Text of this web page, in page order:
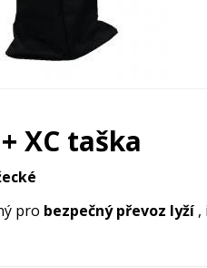
XC taška
pro bezpečný převoz lyží ,